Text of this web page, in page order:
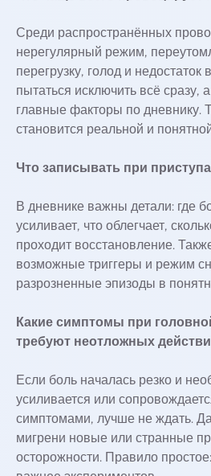
Среди распространённых
нерегулярный режим,
перегрузку, голод и
пытаться исключить всё сразу,
главные факторы по дневнику.
становится реальной и
Что записывать при
В дневнике важны детали: где
усиливает, что облегчает,
проходит восстановление.
возможные триггеры и режим
разрозненные эпизоды в
Какие симптомы при
требуют неотложных
Если боль началась резко и
усиливается или
симптомами, лучше не ждать.
мигрени новые или странные
осторожности. Правило